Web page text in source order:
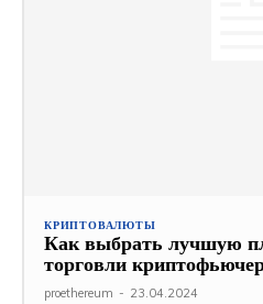
КРИПТОВАЛЮТЫ
Как выбрать лучшую
торговли
proethereum - 23.04.2024